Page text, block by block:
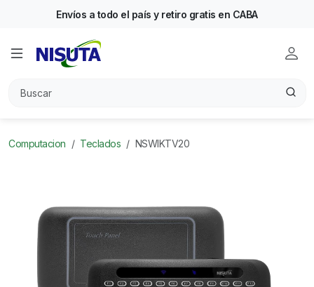
Envíos a todo el país y retiro gratis en CABA
Computacion Teclados NSWIKTV20